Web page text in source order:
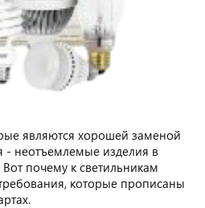
являются хорошей заменой
- неотъемлемые изделия в
почему к светильникам
которые прописаны